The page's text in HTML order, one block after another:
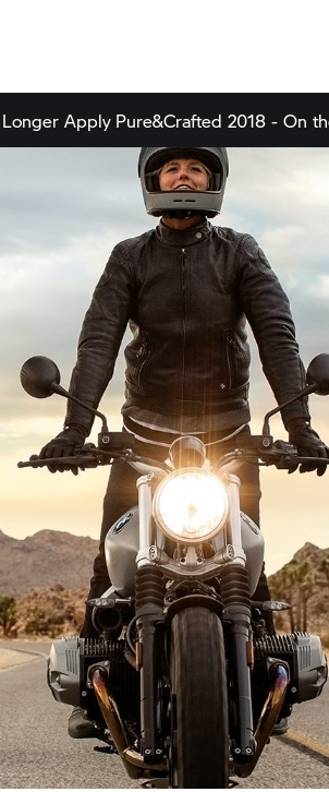
Apply Pure&Crafted 2018 - On